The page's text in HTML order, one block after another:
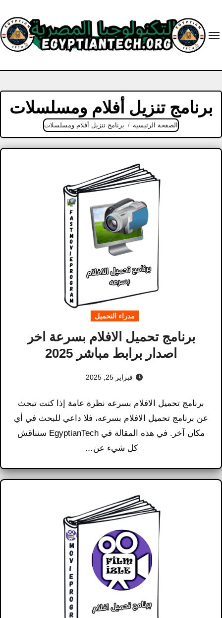
content
برنامج تنزيل أفلام ومسلسلات
الصفحة الرئيسية برنامج تنزيل أفلام ومسلسلات
مدراء التحميل
برنامج تحميل الافلام بسرعة اخر
اصدار برابط مباشر 2025
فبراير 25, 2025
برنامج تحميل الافلام بسرعه​ نظرة عامة إذا كنت تبحث
عن برنامج تحميل الافلام بسرعه، فلا داعي للبحث في أي
مكان آخر. في هذه المقالة في EgyptianTech سنناقش
كل شيء عن…